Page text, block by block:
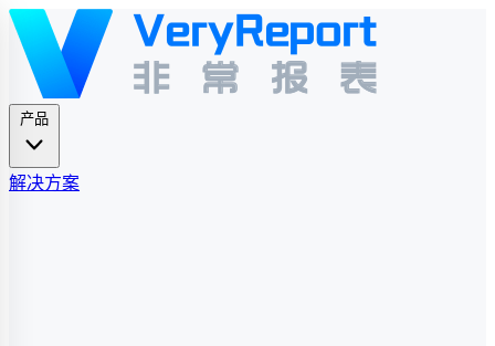
解决方案